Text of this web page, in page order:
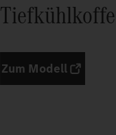
Zum Modell